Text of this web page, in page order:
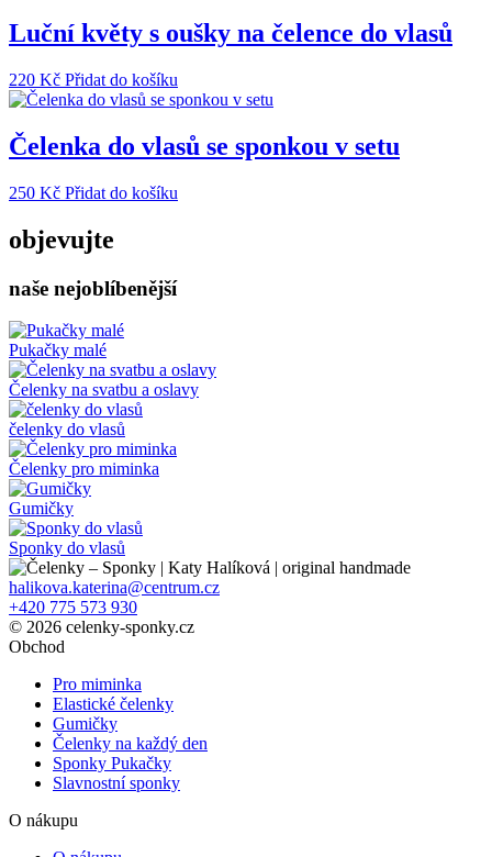
Luční květy s oušky na čelence do vlasů
220 Kč Přidat do košíku
Čelenka do vlasů se sponkou v setu
250 Kč Přidat do košíku
objevujte
naše nejoblíbenější
Pukačky malé
Čelenky na svatbu a oslavy
čelenky do vlasů
Čelenky pro miminka
Gumičky
Sponky do vlasů
halikova.katerina@centrum.cz
+420 775 573 930
© 2026 celenky-sponky.cz
Obchod
Pro miminka
Elastické čelenky
Gumičky
Čelenky na každý den
Sponky Pukačky
Slavnostní sponky
O nákupu